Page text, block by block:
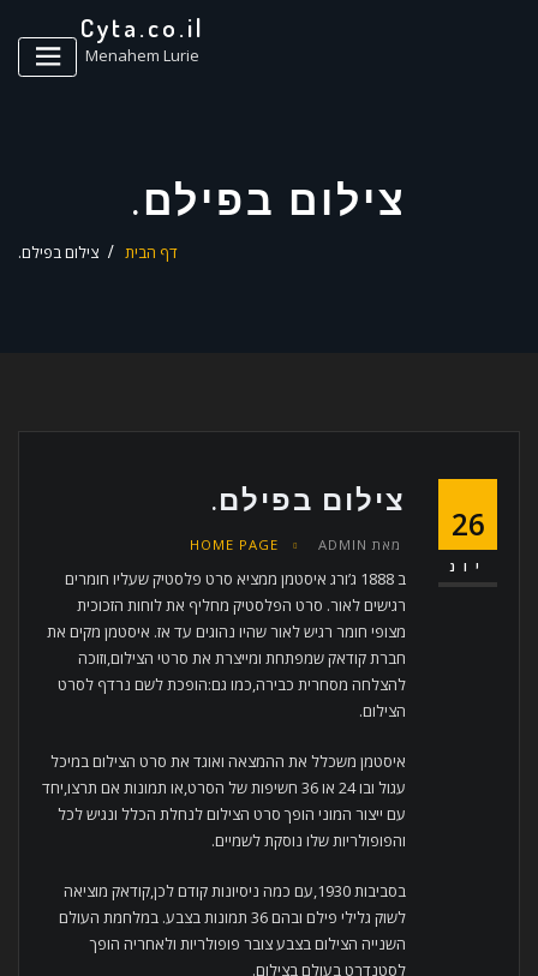
Cyta.co.il
Menahem Lurie
צילום בפילם.
דף הבית צילום בפילם.
26
יונ
צילום בפילם.
מאת ADMIN
HOME PAGE
ב 1888 ג’ורג איסטמן ממציא סרט פלסטיק שעליו חומרים
רגישים לאור. סרט הפלסטיק מחליף את לוחות הזכוכית
מצופי חומר רגיש לאור שהיו נהוגים עד אז. איסטמן מקים את
חברת קודאק שמפתחת ומייצרת את סרטי הצילום,וזוכה
להצלחה מסחרית כבירה,כמו גם:הופכת לשם נרדף לסרט
הצילום.
איסטמן משכלל את ההמצאה ואוגד את סרט הצילום במיכל
עגול ובו 24 או 36 חשיפות של הסרט,או תמונות אם תרצו,יחד
עם ייצור המוני הופך סרט הצילום לנחלת הכלל ונגיש לכל
והפופולריות שלו נוסקת לשמיים.
בסביבות 1930,עם כמה ניסיונות קודם לכן,קודאק מוציאה
לשוק גלילי פילם ובהם 36 תמונות בצבע. במלחמת העולם
השנייה הצילום בצבע צובר פופולריות ולאחריה הופך
לסטנדרט בעולם בצילום.